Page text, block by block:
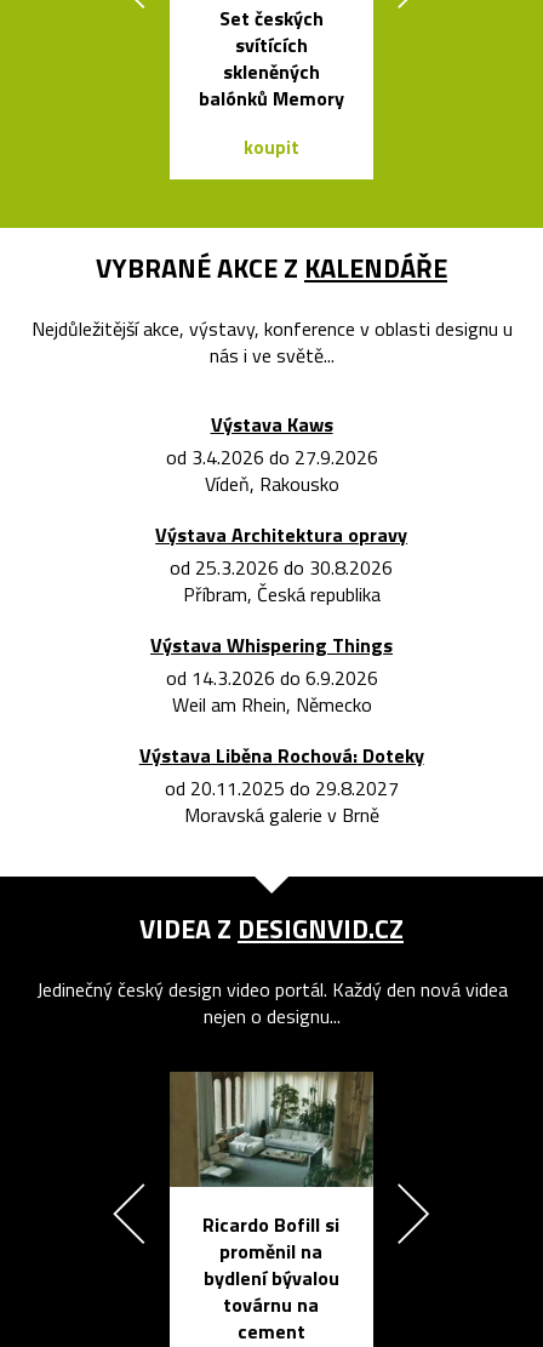
Set českých
svítících
skleněných
balónků Memory
koupit
VYBRANÉ AKCE Z KALENDÁŘE
Nejdůležitější akce, výstavy, konference v oblasti designu u
nás i ve světě...
Výstava Kaws
od 3.4.2026 do 27.9.2026
Vídeň, Rakousko
Výstava Architektura opravy
od 25.3.2026 do 30.8.2026
Příbram, Česká republika
Výstava Whispering Things
od 14.3.2026 do 6.9.2026
Weil am Rhein, Německo
Výstava Liběna Rochová: Doteky
od 20.11.2025 do 29.8.2027
Moravská galerie v Brně
VIDEA Z DESIGNVID.CZ
Jedinečný český design video portál. Každý den nová videa
nejen o designu...
Ricardo Bofill si
proměnil na
bydlení bývalou
továrnu na
cement